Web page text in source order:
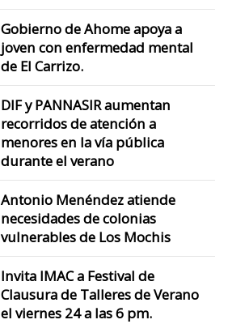
Gobierno de Ahome apoya a
joven con enfermedad mental
de El Carrizo.
DIF y PANNASIR aumentan
recorridos de atención a
menores en la vía pública
durante el verano
Antonio Menéndez atiende
necesidades de colonias
vulnerables de Los Mochis
Invita IMAC a Festival de
Clausura de Talleres de Verano
el viernes 24 a las 6 pm.